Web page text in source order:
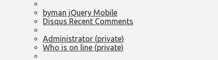
byman jQuery Mobile
Disqus Recent Comments
Administrator (private)
Who is on line (private)